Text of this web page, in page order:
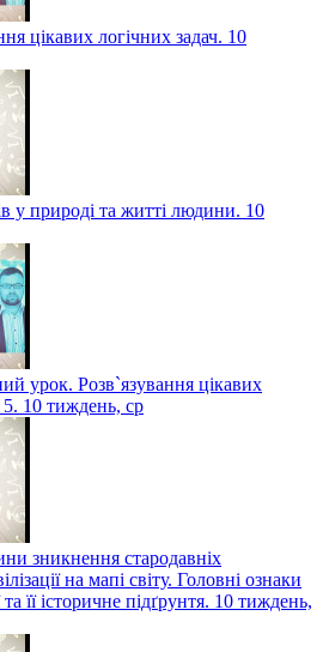
цікавих логічних задач. 10
у природі та житті людини. 10
урок. Розв`язування цікавих
5. 10 тиждень, ср
зникнення стародавніх
на мапі світу. Головні ознаки
та її історичне підґрунтя. 10 тиждень,